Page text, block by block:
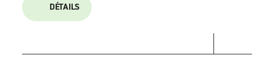
DÉTAILS